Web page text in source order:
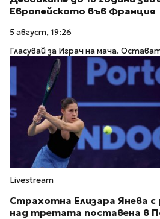
Европейското във Франция
5 август, 19:26
Гласувай за Играч на мача.
Livestream
Страхотна Елизара Янева
над третата поставена в